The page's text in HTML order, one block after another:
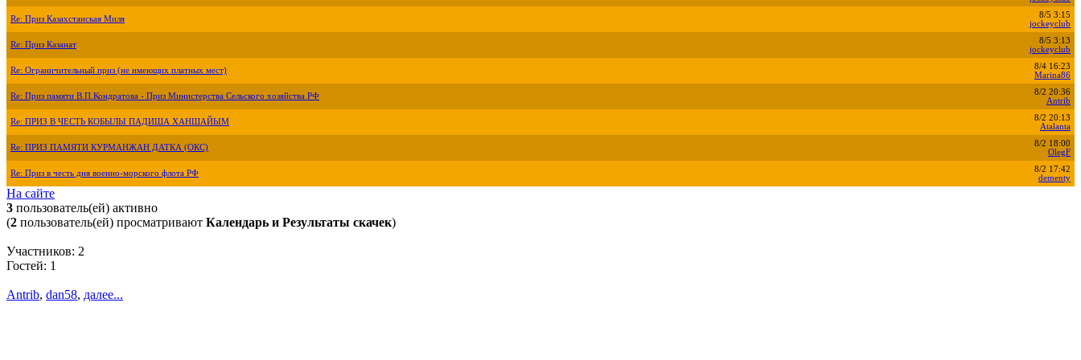
Re: Приз Казахстанская Миля
8/5 3:15
jockeyclub
Re: Приз Казанат
8/5 3:13
jockeyclub
Re: Ограничительный приз (не имеющих платных мест)
8/4 16:23
Marina86
Re: Приз памяти В.П.Кондратова - Приз Министерства Сельского хозяйства РФ
8/2 20:36
Antrib
Re: ПРИЗ В ЧЕСТЬ КОБЫЛЫ ПАДИША ХАНШАЙЫМ
8/2 20:13
Atalanta
Re: ПРИЗ ПАМЯТИ КУРМАНЖАН ДАТКА (ОКС)
8/2 18:00
OlegF
Re: Приз в честь дня военно-морского флота РФ
8/2 17:42
dementy
На сайте
3 пользователь(ей) активно
(2 пользователь(ей) просматривают Календарь и Результаты скачек)
Участников: 2
Гостей: 1
Antrib, dan58, далее...